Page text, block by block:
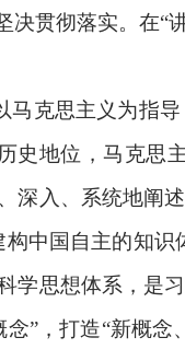
贯彻落实。在“
克思主义为指
史地位，马克
入、系统地阐
中国自主的知
思想体系，是
”，打造“新概